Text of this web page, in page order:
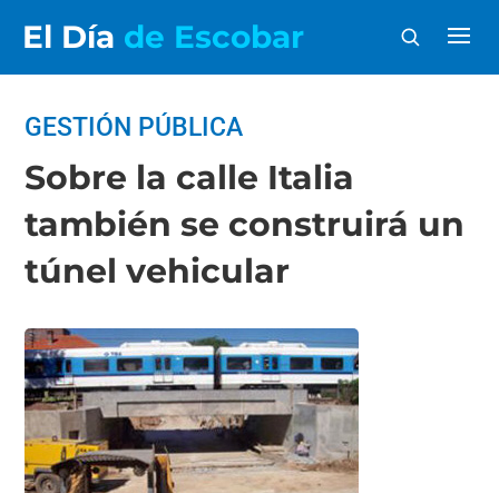
El Día de Escobar
GESTIÓN PÚBLICA
Sobre la calle Italia
también se construirá un
túnel vehicular